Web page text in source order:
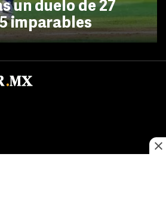
un duelo de 27
imparables